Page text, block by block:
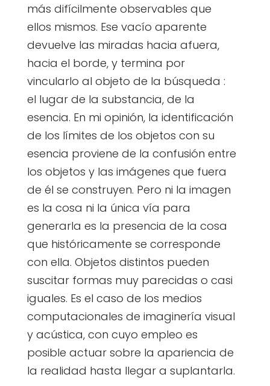
más difícilmente observables que
ellos mismos. Ese vacío aparente
devuelve las miradas hacia afuera,
hacia el borde, y termina por
vincularlo al objeto de la búsqueda :
el lugar de la substancia, de la
esencia. En mi opinión, la identificación
de los límites de los objetos con su
esencia proviene de la confusión entre
los objetos y las imágenes que fuera
de él se construyen. Pero ni la imagen
es la cosa ni la única vía para
generarla es la presencia de la cosa
que históricamente se corresponde
con ella. Objetos distintos pueden
suscitar formas muy parecidas o casi
iguales. Es el caso de los medios
computacionales de imaginería visual
y acústica, con cuyo empleo es
posible actuar sobre la apariencia de
la realidad hasta llegar a suplantarla.